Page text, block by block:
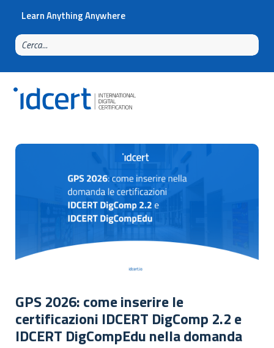
Learn Anything Anywhere
GPS 2026: come inserire le
certificazioni IDCERT DigComp 2.2 e
IDCERT DigCompEdu nella domanda